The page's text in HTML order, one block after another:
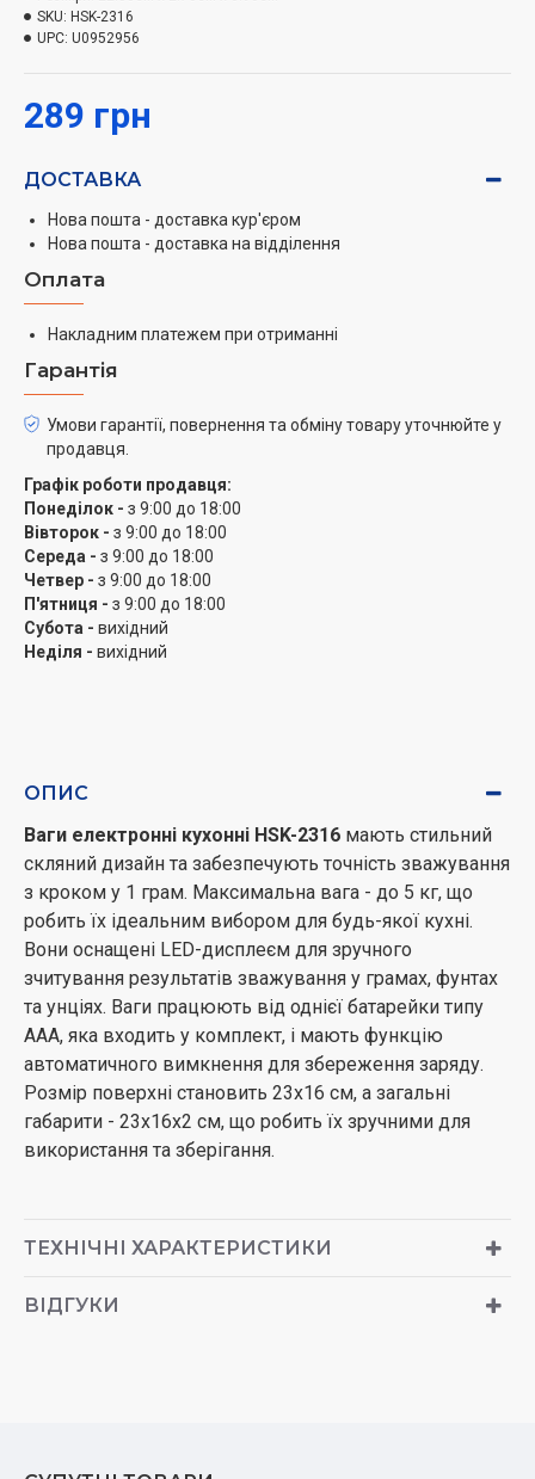
габарити - 23х16х2 см, що робить їх зручними для
використання та зберігання.
289 грн
SKU: HSK-2316
UPC: U0952956
ДОСТАВКА
Нова пошта - доставка кур'єром
Нова пошта - доставка на відділення
Оплата
Накладним платежем при отриманні
Гарантія
Умови гарантії, повернення та обміну товару уточнюйте у
продавця.
Графік роботи продавця:
Понеділок - з 9:00 до 18:00
Вівторок - з 9:00 до 18:00
Середа - з 9:00 до 18:00
Четвер - з 9:00 до 18:00
П'ятниця - з 9:00 до 18:00
Субота - вихідний
Неділя - вихідний
ОПИС
Ваги електронні кухонні HSK-2316 мають стильний
скляний дизайн та забезпечують точність зважування
з кроком у 1 грам. Максимальна вага - до 5 кг, що
робить їх ідеальним вибором для будь-якої кухні.
Вони оснащені LED-дисплеєм для зручного
зчитування результатів зважування у грамах, фунтах
та унціях. Ваги працюють від однієї батарейки типу
AAA, яка входить у комплект, і мають функцію
автоматичного вимкнення для збереження заряду.
Розмір поверхні становить 23х16 см, а загальні
габарити - 23х16х2 см, що робить їх зручними для
використання та зберігання.
ТЕХНІЧНІ ХАРАКТЕРИСТИКИ
ВІДГУКИ